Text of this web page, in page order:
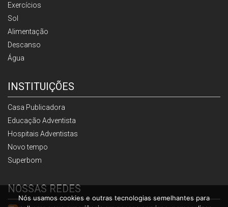
Exercícios
Sol
Alimentação
Descanso
Água
INSTITUIÇÕES
Casa Publicadora
Educação Adventista
Hospitais Adventistas
Novo tempo
Superbom
NOSSAS REDES
Nós usamos cookies e outras tecnologias semelhantes para